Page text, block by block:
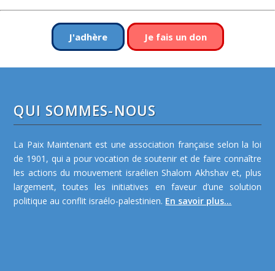
J'adhère Je fais un don
QUI SOMMES-NOUS
La Paix Maintenant est une association française selon la loi
de 1901, qui a pour vocation de soutenir et de faire connaître
les actions du mouvement israélien Shalom Akhshav et, plus
largement, toutes les initiatives en faveur d’une solution
politique au conflit israélo-palestinien. En savoir plus...